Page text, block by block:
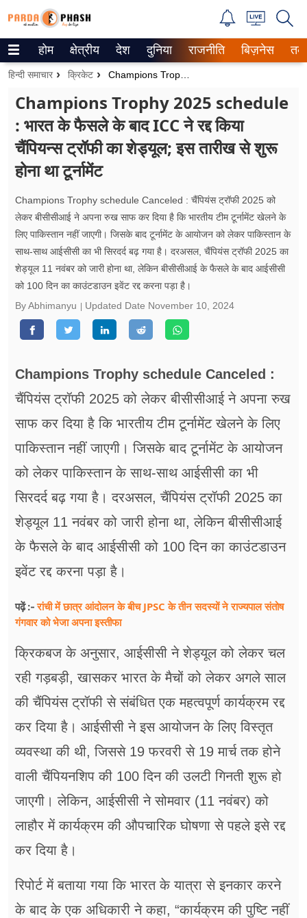
Trending on Google News
वेब स्टोरीज
उत्तर प्रदेश
वीडियो
रिलेशनशिप
जीवन मंत्रा
फूड
सेहत
ब्‍यूटी
जॉब्स
शिक्षा
अन्य खबरें
होम क्षेत्रीय देश दुनिया राजनीति बिज़नेस
हिन्दी समाचार क्रिकेट
Champions Trophy 2025 schedule
: भारत के फैसले के बाद ICC ने रद्द किया
चैंपियन्स ट्रॉफी का शेड्यूल; इस तारीख से शुरू
होना था टूर्नामेंट
Champions Trophy schedule Canceled : चैंपियंस ट्रॉफी 2025 को
लेकर बीसीसीआई ने अपना रुख साफ कर दिया है कि भारतीय टीम टूर्नामेंट खेलने के
लिए पाकिस्तान नहीं जाएगी। जिसके बाद टूर्नामेंट के आयोजन को लेकर पाकिस्तान के
साथ-साथ आईसीसी का भी सिरदर्द बढ़ गया है। दरअसल, चैंपियंस ट्रॉफी 2025 का
शेड्यूल 11 नवंबर को जारी होना था, लेकिन बीसीसीआई के फैसले के बाद आईसीसी
को 100 दिन का काउंटडाउन इवेंट रद्द करना पड़ा है।
By Abhimanyu
Updated Date November 10, 2024
Champions Trophy schedule Canceled :
चैंपियंस ट्रॉफी 2025 को लेकर बीसीसीआई ने अपना रुख
साफ कर दिया है कि भारतीय टीम टूर्नामेंट खेलने के लिए
पाकिस्तान नहीं जाएगी। जिसके बाद टूर्नामेंट के आयोजन
को लेकर पाकिस्तान के साथ-साथ आईसीसी का भी
सिरदर्द बढ़ गया है। दरअसल, चैंपियंस ट्रॉफी 2025 का
शेड्यूल 11 नवंबर को जारी होना था, लेकिन बीसीसीआई
के फैसले के बाद आईसीसी को 100 दिन का काउंटडाउन
इवेंट रद्द करना पड़ा है।
पढ़ें :-रांची में छात्र आंदोलन के बीच JPSC के तीन सदस्यों ने राज्यपाल संतोष
गंगवार को भेजा अपना इस्तीफा
क्रिकबज के अनुसार, आईसीसी ने शेड्यूल को लेकर चल
रही गड़बड़ी, खासकर भारत के मैचों को लेकर अगले साल
की चैंपियंस ट्रॉफी से संबंधित एक महत्वपूर्ण कार्यक्रम रद्द
कर दिया है। आईसीसी ने इस आयोजन के लिए विस्तृत
व्यवस्था की थी, जिससे 19 फरवरी से 19 मार्च तक होने
वाली चैंपियनशिप की 100 दिन की उलटी गिनती शुरू हो
जाएगी। लेकिन, आईसीसी ने सोमवार (11 नवंबर) को
लाहौर में कार्यक्रम की औपचारिक घोषणा से पहले इसे रद्द
कर दिया है।
रिपोर्ट में बताया गया कि भारत के यात्रा से इनकार करने
के बाद के एक अधिकारी ने कहा, “कार्यक्रम की पुष्टि नहीं